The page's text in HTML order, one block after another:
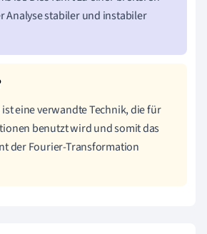
Analyse stabiler und instabiler
eine verwandte Technik, die für
benutzt wird und somit das
der Fourier-Transformation